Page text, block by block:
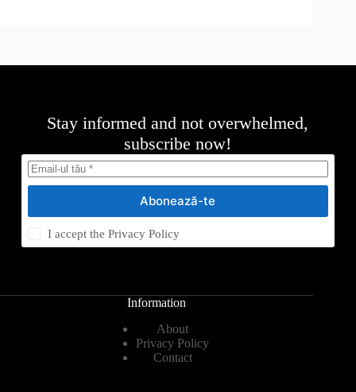
Stay informed and not overwhelmed,
subscribe now!
Abonează-te
I accept thePrivacy Policy
Information
About
Privacy Policy
Contact